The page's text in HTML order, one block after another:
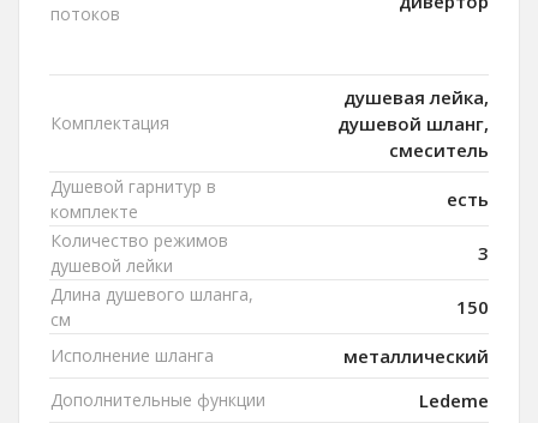
потоков
Комплектация
душевая лейка,
душевой шланг,
смеситель
Душевой гарнитур в
комплекте
есть
Количество режимов
душевой лейки
3
Длина душевого шланга,
см
150
Исполнение шланга металлический
Дополнительные функции Ledeme